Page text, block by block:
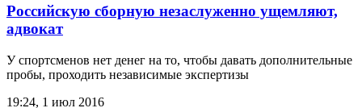
Российскую сборную незаслуженно ущемляют,
адвокат
У спортсменов нет денег на то, чтобы давать дополнительные
пробы, проходить независимые экспертизы
19:24, 1 июл 2016